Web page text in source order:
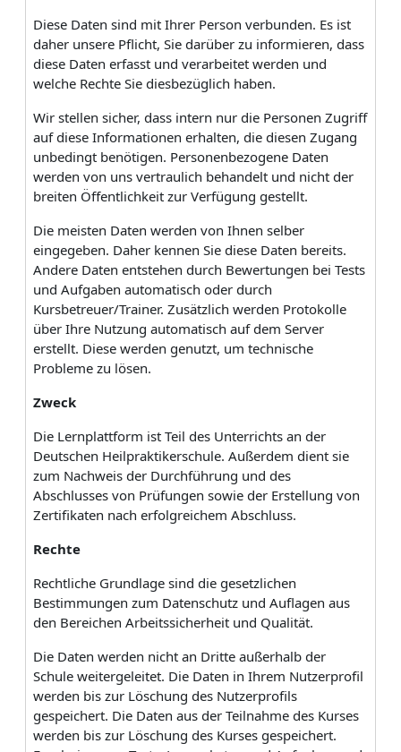
Diese Daten sind mit Ihrer Person verbunden. Es ist
daher unsere Pflicht, Sie darüber zu informieren, dass
diese Daten erfasst und verarbeitet werden und
welche Rechte Sie diesbezüglich haben.
Wir stellen sicher, dass intern nur die Personen Zugriff
auf diese Informationen erhalten, die diesen Zugang
unbedingt benötigen. Personenbezogene Daten
werden von uns vertraulich behandelt und nicht der
breiten Öffentlichkeit zur Verfügung gestellt.
Die meisten Daten werden von Ihnen selber
eingegeben. Daher kennen Sie diese Daten bereits.
Andere Daten entstehen durch Bewertungen bei Tests
und Aufgaben automatisch oder durch
Kursbetreuer/Trainer. Zusätzlich werden Protokolle
über Ihre Nutzung automatisch auf dem Server
erstellt. Diese werden genutzt, um technische
Probleme zu lösen.
Zweck
Die Lernplattform ist Teil des Unterrichts an der
Deutschen Heilpraktikerschule. Außerdem dient sie
zum Nachweis der Durchführung und des
Abschlusses von Prüfungen sowie der Erstellung von
Zertifikaten nach erfolgreichem Abschluss.
Rechte
Rechtliche Grundlage sind die gesetzlichen
Bestimmungen zum Datenschutz und Auflagen aus
den Bereichen Arbeitssicherheit und Qualität.
Die Daten werden nicht an Dritte außerhalb der
Schule weitergeleitet. Die Daten in Ihrem Nutzerprofil
werden bis zur Löschung des Nutzerprofils
gespeichert. Die Daten aus der Teilnahme des Kurses
werden bis zur Löschung des Kurses gespeichert.